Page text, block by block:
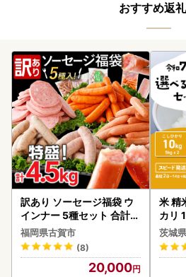
おすすめ返
訳あり ソーセージ福袋 ウ
インナー 5種セット 合計4.
5kg ソーセージ
福岡県古賀市
(8)
20,000
米 精
カリ
茨城